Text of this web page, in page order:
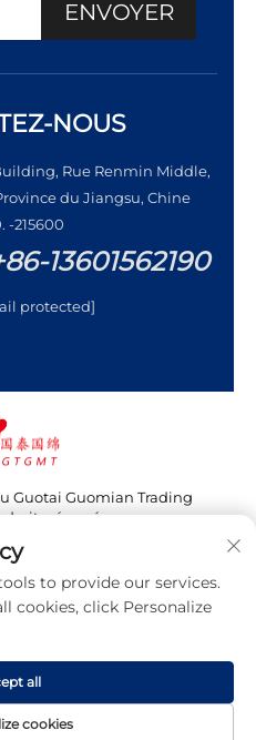
ENVOYER
NOUS
Rue Renmin Middle,
du Jiangsu, Chine
-215600
13601562190
protected]
Guotai Guomian Trading
droits réservés
to provide our services.
cookies, click Personalize
cookies
all